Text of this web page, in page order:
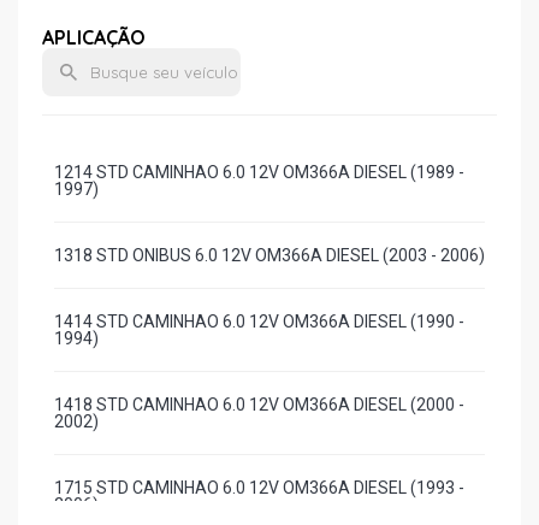
APLICAÇÃO
1214 STD CAMINHAO 6.0 12V OM366A DIESEL (1989 -
1997)
1318 STD ONIBUS 6.0 12V OM366A DIESEL (2003 - 2006)
1414 STD CAMINHAO 6.0 12V OM366A DIESEL (1990 -
1994)
1418 STD CAMINHAO 6.0 12V OM366A DIESEL (2000 -
2002)
1715 STD CAMINHAO 6.0 12V OM366A DIESEL (1993 -
2006)